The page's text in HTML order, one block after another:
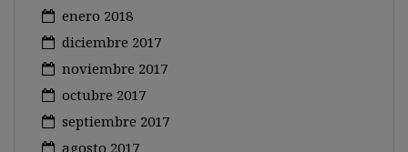
enero 2018
diciembre 2017
noviembre 2017
octubre 2017
septiembre 2017
agosto 2017